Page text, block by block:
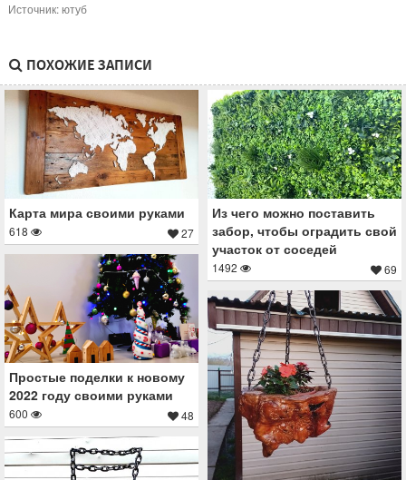
Источник: ютуб
ПОХОЖИЕ ЗАПИСИ
Карта мира своими руками
618 27
Из чего можно поставить
забор, чтобы оградить свой
участок от соседей
1492 69
Простые поделки к новому
2022 году своими руками
600 48